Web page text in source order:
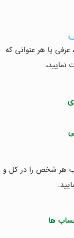
عرفی یا هر عنوانی که
هر شخص را در کل و